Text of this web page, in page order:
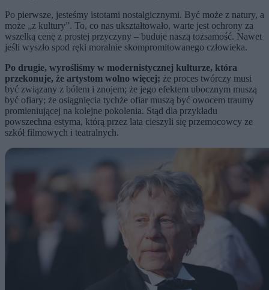
Po pierwsze, jesteśmy istotami nostalgicznymi. Być może z natury, a
może „z kultury”. To, co nas ukształtowało, warte jest ochrony za
wszelką cenę z prostej przyczyny – buduje naszą tożsamość. Nawet
jeśli wyszło spod ręki moralnie skompromitowanego człowieka.
Po drugie, wyrośliśmy w modernistycznej kulturze, która
przekonuje, że artystom wolno więcej; że proces twórczy musi
być związany z bólem i znojem; że jego efektem ubocznym muszą
być ofiary; że osiągnięcia tychże ofiar muszą być owocem traumy
promieniującej na kolejne pokolenia. Stąd dla przykładu
powszechna estyma, którą przez lata cieszyli się przemocowcy ze
szkół filmowych i teatralnych.